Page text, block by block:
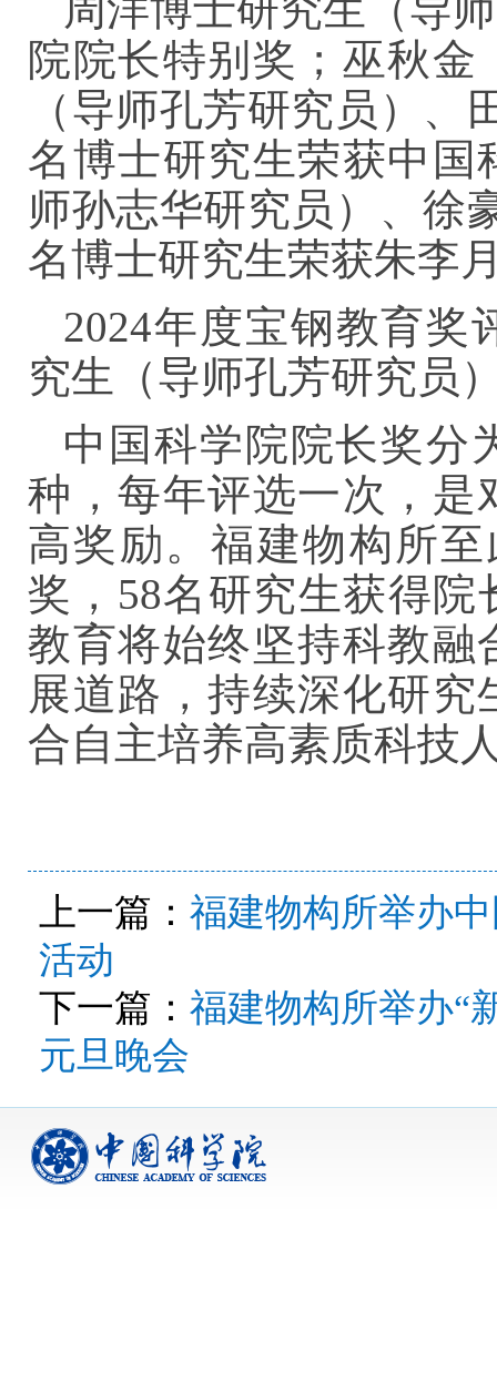
院院长特别奖；巫秋
（导师孔芳研究员）
名博士研究生荣获中国
师孙志华研究员）、徐
名博士研究生荣获朱李
2024年度宝钢教育奖
究生（导师孔芳研究员
中国科学院院长奖分
种，每年评选一次，是
高奖励。福建物构所
奖，58名研究生获得
教育将始终坚持科教融
展道路，持续深化研
合自主培养高素质科技
上一篇： 福建物构所举办
活动
下一篇： 福建物构所举办“
元旦晚会